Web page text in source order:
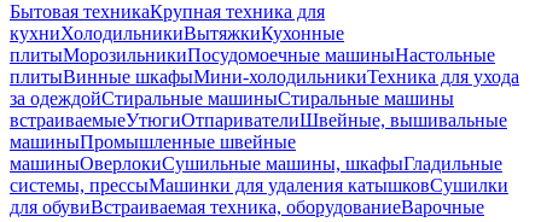
Бытовая техникаКрупная техника для
кухниХолодильникиВытяжкиКухонные
плитыМорозильникиПосудомоечные машиныНастольные
плитыВинные шкафыМини-холодильникиТехника для ухода
за одеждойСтиральные машиныСтиральные машины
встраиваемыеУтюгиОтпаривателиШвейные, вышивальные
машиныПромышленные швейные
машиныОверлокиСушильные машины, шкафыГладильные
системы, прессыМашинки для удаления катышковСушилки
для обувиВстраиваемая техника, оборудованиеВарочные